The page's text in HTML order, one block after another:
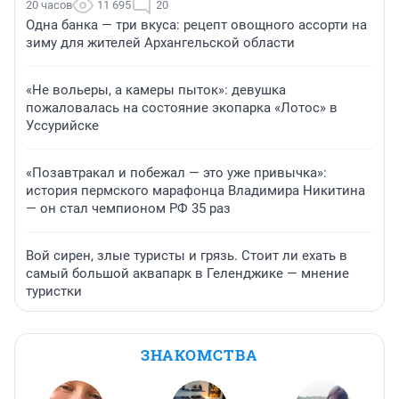
20 часов 11 695 20
Одна банка — три вкуса: рецепт овощного ассорти на
зиму для жителей Архангельской области
«Не вольеры, а камеры пыток»: девушка
пожаловалась на состояние экопарка «Лотос» в
Уссурийске
«Позавтракал и побежал — это уже привычка»:
история пермского марафонца Владимира Никитина
— он стал чемпионом РФ 35 раз
Вой сирен, злые туристы и грязь. Стоит ли ехать в
самый большой аквапарк в Геленджике — мнение
туристки
ЗНАКОМСТВА